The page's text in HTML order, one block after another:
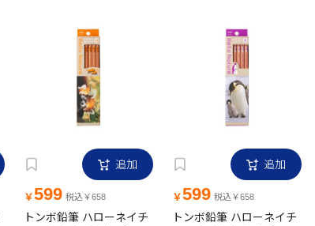
追加
￥599 税込￥658
トンボ鉛筆 ハローネイチ
追加
￥599 税込￥658
トンボ鉛筆 ハローネイチ